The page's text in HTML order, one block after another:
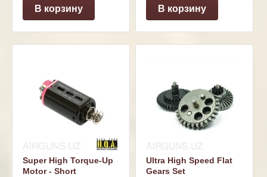
В корзину В корзину
Super High Torque-Up
Motor - Short
Ultra High Speed Flat
Gears Set